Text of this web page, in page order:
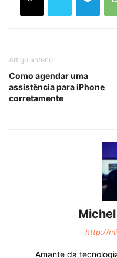
Artigo anterior
Como agendar uma
assistência para iPhone
corretamente
http://
Amante da